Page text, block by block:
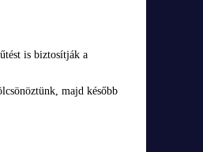
is biztosítják a
majd később